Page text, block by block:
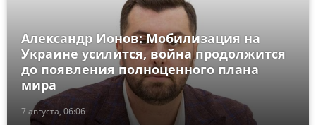
7 августа, 06:06
Александр Ионов: Мобилизация на
Украине усилится, война продолжится
до появления полноценного плана
мира